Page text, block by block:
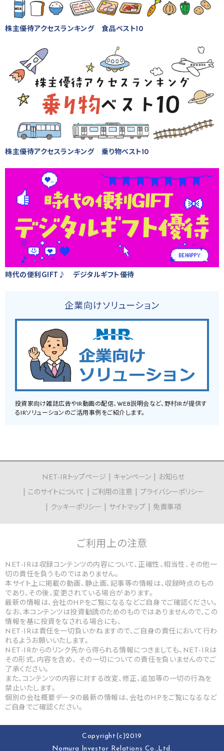
株主優待アクセスランキング 食品ベスト10
株主優待アクセスランキング 乗り物ベスト10
時代の便利GIFT♪ デジタルギフト優待
企業向けソリューション
投資家向け雑誌広告やIR動画の配信、WEB説明会など、野村IRが提供す
るIRソリューションのご活用事例をご紹介します。
NET-IRトップページ キャンペーン
お知らせ
このサイトについて
ご利用の注意
プライバシーポリシー
クッキーポリシー
サイトマップ 免責事項
ご利用上の注意
NET-IRは収録コンテンツの内容について、正確性、相当性、その他一
切の責任を負うものではありません。
本サイト上に掲載の動画、静止画、記事等の情報は、収録時点のもの
であり、その後、変更されている場合があります。
最新の情報は、会社のHPをご覧になるなどご自身でご確認ください。
なお、本コンテンツは投資勧誘のためのものではありませんので、この
情報を基に投資をなされる場合にも、
NET-IRは責任を一切負いかねますので、ご自身の責任において行わ
れるようお願いいたします。
NET-IRからのリンク先から得られる情報につきましても、NET-IRは
その形式、内容を含め、 その一切についての責任を負いませんのでご
了承ください。
また、コンテンツの内容に対する改変、修正、追加等の一切の行為を
禁止いたします。
個別の会社概要データの最新の情報は、会社のHPをご覧になるなど
ご自身でご確認ください。
Copyright(c)2019
Nomura lnvestor Relations Co.,Ltd.